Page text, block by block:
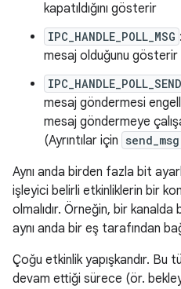
kapatıldığını gösterir
IPC_HANDLE_POLL_MSG
mesaj olduğunu gösterir
mesaj göndermesi
mesaj göndermeye
(Ayrıntılar için
Aynı anda birden fazla bit
işleyici belirli etkinliklerin bir
olmalıdır. Örneğin, bir
aynı anda bir eş tarafından
Çoğu etkinlik yapışkandır. Bu
devam ettiği sürece (ör.